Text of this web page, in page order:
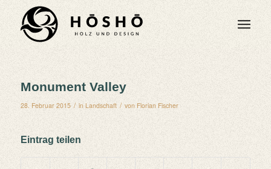
Monument Valley
28. Februar 2015 / in Landschaft / von Florian Fischer
Eintrag teilen